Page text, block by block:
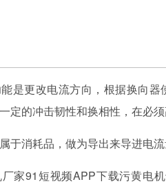
是更改电流方向，根据换向
定的冲击韧性和换相性，在必
于消耗品，做为导出来导进电
家91短视频APP下载污黄电